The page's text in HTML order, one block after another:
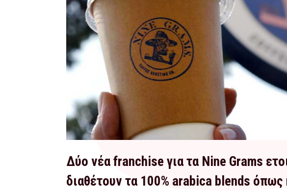
Δύο νέα franchise για τα Nine Grams
διαθέτουν τα 100% arabica blends όπως